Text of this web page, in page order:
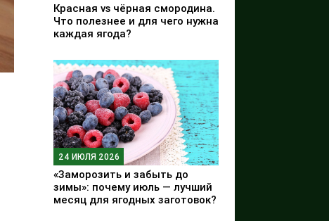
Красная vs чёрная смородина.
Что полезнее и для чего нужна
каждая ягода?
24 ИЮЛЯ 2026
«Заморозить и забыть до
зимы»: почему июль — лучший
месяц для ягодных заготовок?